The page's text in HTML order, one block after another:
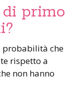
primo
rispetto a
non hanno